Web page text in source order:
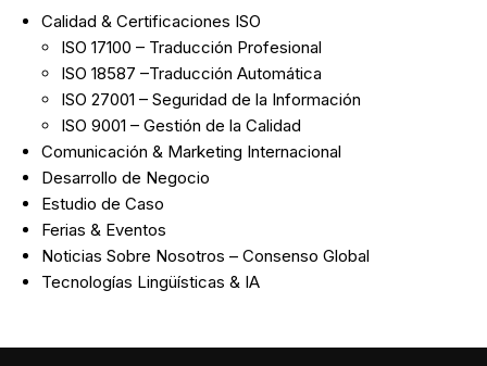
Calidad & Certificaciones ISO
ISO 17100 – Traducción Profesional
ISO 18587 –Traducción Automática
ISO 27001 – Seguridad de la Información
ISO 9001 – Gestión de la Calidad
Comunicación & Marketing Internacional
Desarrollo de Negocio
Estudio de Caso
Ferias & Eventos
Noticias Sobre Nosotros – Consenso Global
Tecnologías Lingüísticas & IA